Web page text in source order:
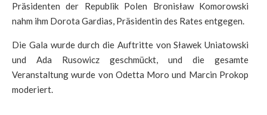
Präsidenten der Republik Polen Bronisław Komorowski
nahm ihm Dorota Gardias, Präsidentin des Rates entgegen.
Die Gala wurde durch die Auftritte von Sławek Uniatowski
und Ada Rusowicz geschmückt, und die gesamte
Veranstaltung wurde von Odetta Moro und Marcin Prokop
moderiert.